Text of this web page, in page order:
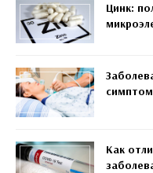
Цинк:
Как